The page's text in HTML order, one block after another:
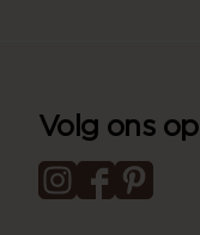
Volg ons op